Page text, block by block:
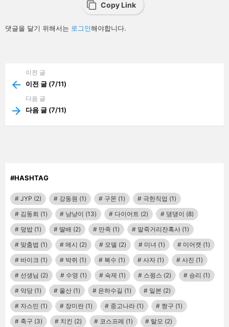
Copy Link
답
글
댓글을 달기 위해서는 로그인해야합니다.
more
이전 글
이전 글 (7/11)
다음 글
다음 글 (7/11)
#HASHTAG
JYP (2) 강동원 (1) 구몬 (1) 극한직업 (1)
김동희 (1) 냥냥이 (13) 다이어트 (2) 댕댕이 (8)
덮밥 (1) 딸배 (2) 만족 (1) 말죽거리잔혹사 (1)
맞춤법 (1) 메시 (2) 모델 (2) 미녀 (1) 미어캣 (1)
바이크 (1) 박쥐 (1) 복수 (1) 사자 (1) 사진 (1)
선생님 (2) 수영 (1) 숙제 (1) 스윙스 (2) 승리 (1)
악당 (1) 울산 (1) 은하수길 (1) 일본 (2)
자스민 (1) 장미란 (1) 중고나라 (1) 짱구 (1)
축구 (3) 치킨 (2) 코스프레 (1) 탈모 (2)